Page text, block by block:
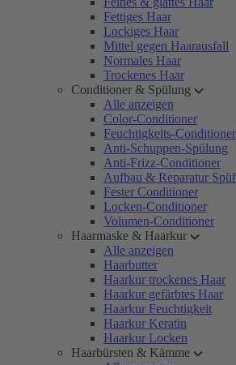
Fettiges Haar
Lockiges Haar
Mittel gegen Haarausfall
Normales Haar
Trockenes Haar
Conditioner & Spülung
Alle anzeigen
Color-Conditioner
Feuchtigkeits-Conditioner
Anti-Schuppen-Spülung
Anti-Frizz-Conditioner
Aufbau & Reparatur
Fester Conditioner
Locken-Conditioner
Volumen-Conditioner
Haarmaske & Haarkur
Alle anzeigen
Haarbutter
Haarkur trockenes Haar
Haarkur gefärbtes Haar
Haarkur Feuchtigkeit
Haarkur Keratin
Haarkur Locken
Haarbürsten & Kämme